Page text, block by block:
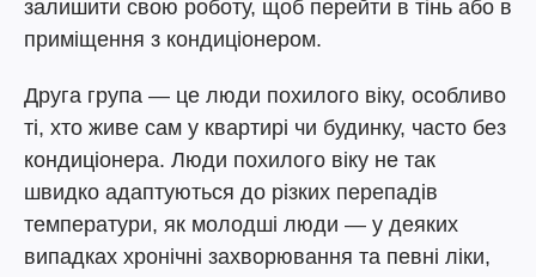
залишити свою роботу, щоб перейти в тінь або в
приміщення з кондиціонером.
Друга група — це люди похилого віку, особливо
ті, хто живе сам у квартирі чи будинку, часто без
кондиціонера. Люди похилого віку не так
швидко адаптуються до різких перепадів
температури, як молодші люди — у деяких
випадках хронічні захворювання та певні ліки,